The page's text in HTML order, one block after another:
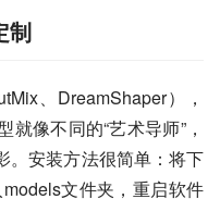
制
、DreamShaper），
像不同的“艺术导师”，
。安装方法很简单：将下
文件夹，重启软件